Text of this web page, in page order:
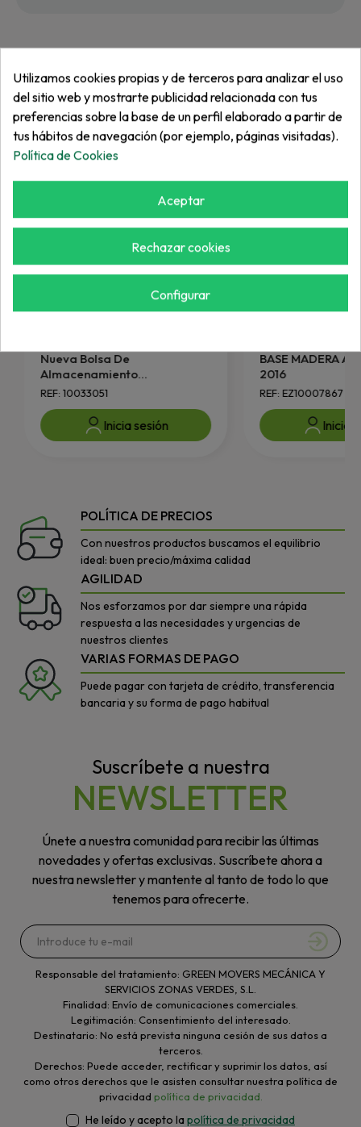
Más de "Asiento"
Nueva Bolsa De
Almacenamiento...
REF: 10033051
Inicia sesión
BASE MADERA
2016
REF: EZ10007867
Inicia
POLÍTICA DE PRECIOS
Con nuestros productos buscamos el equilibrio
ideal: buen precio/máxima calidad
AGILIDAD
Nos esforzamos por dar siempre una rápida
respuesta a las necesidades y urgencias de
nuestros clientes
VARIAS FORMAS DE PAGO
Puede pagar con tarjeta de crédito, transferencia
bancaria y su forma de pago habitual
Suscríbete a nuestra
NEWSLETTER
Únete a nuestra comunidad para recibir las últimas
novedades y ofertas exclusivas. Suscríbete ahora a
nuestra newsletter y mantente al tanto de todo lo que
tenemos para ofrecerte.
Responsable del tratamiento: GREEN MOVERS MECÁNICA Y
SERVICIOS ZONAS VERDES, S.L.
Finalidad: Envío de comunicaciones comerciales.
Legitimación: Consentimiento del interesado.
Destinatario: No está prevista ninguna cesión de sus datos a
terceros.
Derechos: Puede acceder, rectificar y suprimir los datos, así
como otros derechos que le asisten consultar nuestra política de
privacidad política de privacidad.
He leído y acepto la política de privacidad
Utilizamos cookies propias y de terceros para analizar el uso
del sitio web y mostrarte publicidad relacionada con tus
preferencias sobre la base de un perfil elaborado a partir de
tus hábitos de navegación (por ejemplo, páginas visitadas).
Política de Cookies
Aceptar
Rechazar cookies
Configurar